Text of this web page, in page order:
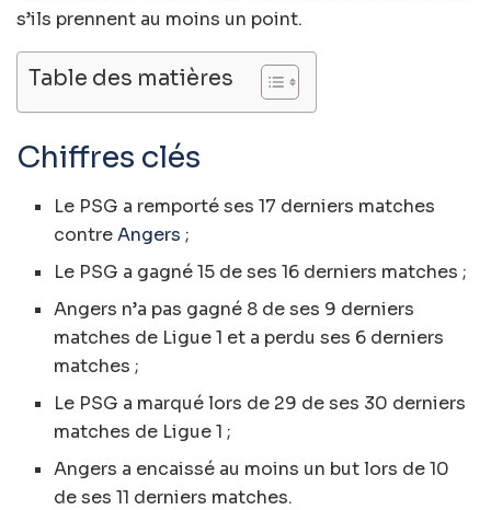
s’ils prennent au moins un point.
Table des matières
Chiffres clés
Le PSG a remporté ses 17 derniers matches
contreAngers ;
Le PSG a gagné 15 de ses 16 derniers matches ;
Angers n’a pas gagné 8 de ses 9 derniers
matches de Ligue 1 et a perdu ses 6 derniers
matches ;
Le PSG a marqué lors de 29 de ses 30 derniers
matches de Ligue 1 ;
Angers a encaissé au moins un but lors de 10
de ses 11 derniers matches.